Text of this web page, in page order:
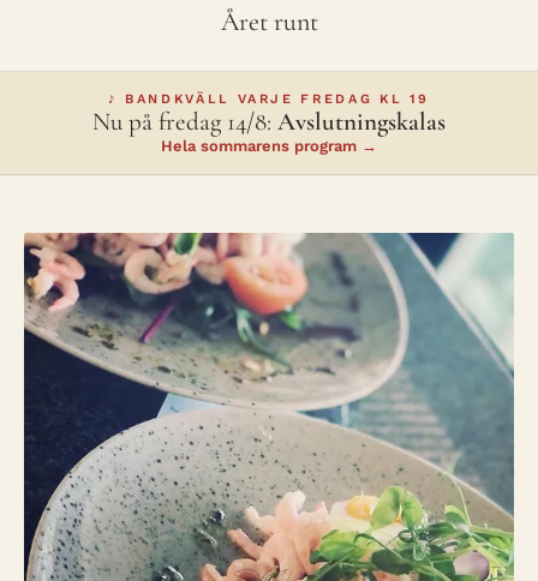
Året runt
♪ BANDKVÄLL VARJE FREDAG KL 19
Nu på fredag 14/8: Avslutningskalas
Hela sommarens program →